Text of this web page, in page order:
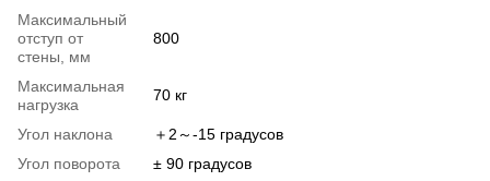
Максимальный
отступ от
стены, мм
800
Максимальная
нагрузка
70 кг
Угол наклона
＋2～-15 градусов
Угол поворота
± 90 градусов